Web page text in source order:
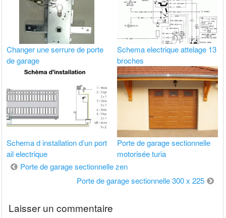
Changer une serrure de porte
de garage
Schema electrique attelage 13
broches
Schema d installation d’un port
ail electrique
Porte de garage sectionnelle
motorisée turia
Navigation
Porte de garage sectionnelle zen
Porte de garage sectionnelle 300 x 225
Laisser un commentaire